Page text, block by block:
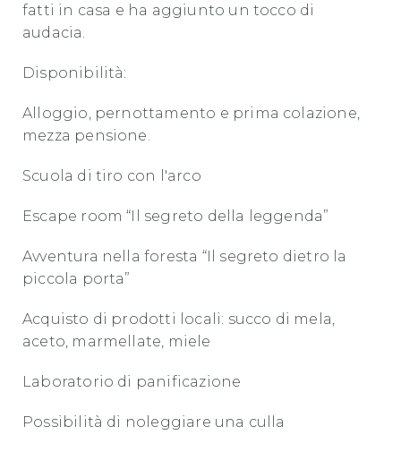
fatti in casa e ha aggiunto un tocco di
audacia.
Disponibilità:
Alloggio, pernottamento e prima colazione,
mezza pensione.
Scuola di tiro con l'arco
Escape room “Il segreto della leggenda”
Avventura nella foresta “Il segreto dietro la
piccola porta”
Acquisto di prodotti locali: succo di mela,
aceto, marmellate, miele
Laboratorio di panificazione
Possibilità di noleggiare una culla